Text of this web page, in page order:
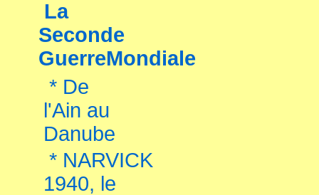
La
Seconde
GuerreMondiale
* De
l'Ain au
Danube
* NARVICK
1940, le